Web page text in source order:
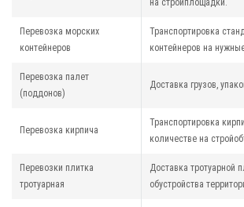
на стройплощадки.
Перевозка морских
контейнеров
Транспортировка
контейнеров на
Перевозка палет
(поддонов)
Доставка грузов,
Перевозка кирпича
Транспортировка
количестве на
Перевозки плитка
тротуарная
Доставка тротуарной
обустройства